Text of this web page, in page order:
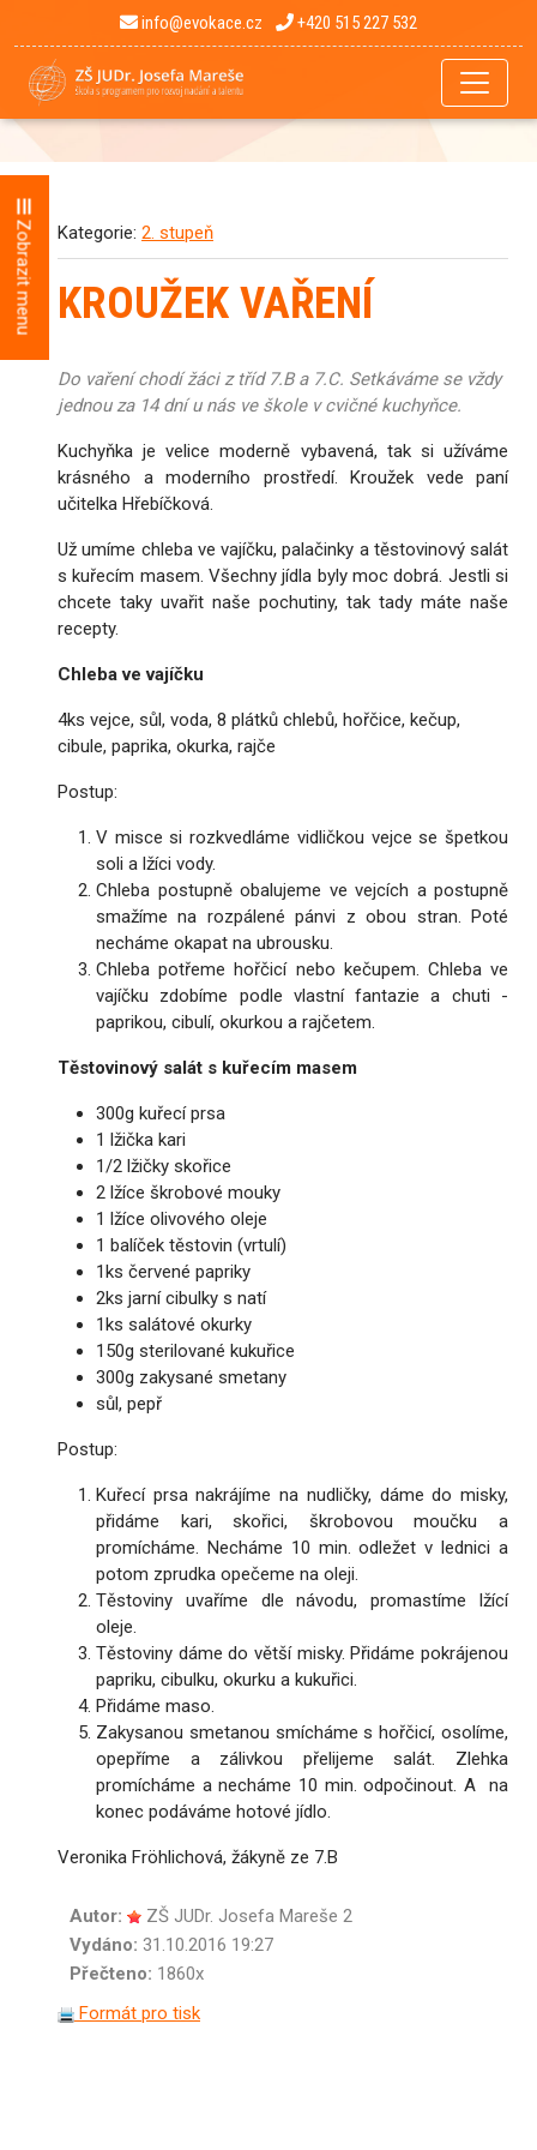
info@evokace.cz +420 515 227 532
Kategorie: 2. stupeň
KROUŽEK VAŘENÍ
Do vaření chodí žáci z tříd 7.B a 7.C. Setkáváme se vždy
jednou za 14 dní u nás ve škole v cvičné kuchyňce.
Kuchyňka je velice moderně vybavená, tak si užíváme
krásného a moderního prostředí. Kroužek vede paní
učitelka Hřebíčková.
Už umíme chleba ve vajíčku, palačinky a těstovinový salát
s kuřecím masem. Všechny jídla byly moc dobrá. Jestli si
chcete taky uvařit naše pochutiny, tak tady máte naše
recepty.
Chleba ve vajíčku
4ks vejce, sůl, voda, 8 plátků chlebů, hořčice, kečup,
cibule, paprika, okurka, rajče
Postup:
V misce si rozkvedláme vidličkou vejce se špetkou
soli a lžíci vody.
Chleba postupně obalujeme ve vejcích a postupně
smažíme na rozpálené pánvi z obou stran. Poté
necháme okapat na ubrousku.
Chleba potřeme hořčicí nebo kečupem. Chleba ve
vajíčku zdobíme podle vlastní fantazie a chuti -
paprikou, cibulí, okurkou a rajčetem.
Těstovinový salát s kuřecím masem
300g kuřecí prsa
1 lžička kari
1/2 lžičky skořice
2 lžíce škrobové mouky
1 lžíce olivového oleje
1 balíček těstovin (vrtulí)
1ks červené papriky
2ks jarní cibulky s natí
1ks salátové okurky
150g sterilované kukuřice
300g zakysané smetany
sůl, pepř
Postup:
Kuřecí prsa nakrájíme na nudličky, dáme do misky,
přidáme kari, skořici, škrobovou moučku a
promícháme. Necháme 10 min. odležet v lednici a
potom zprudka opečeme na oleji.
Těstoviny uvaříme dle návodu, promastíme lžící
oleje.
Těstoviny dáme do větší misky. Přidáme pokrájenou
papriku, cibulku, okurku a kukuřici.
Přidáme maso.
Zakysanou smetanou smícháme s hořčicí, osolíme,
opepříme a zálivkou přelijeme salát. Zlehka
promícháme a necháme 10 min. odpočinout. A na
konec podáváme hotové jídlo.
Veronika Fröhlichová, žákyně ze 7.B
Autor:
ZŠ JUDr. Josefa Mareše 2
Vydáno: 31.10.2016 19:27
Přečteno: 1860x
Formát pro tisk
Zobrazit menu